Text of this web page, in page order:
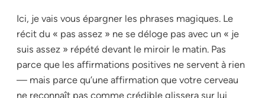
Ici, je vais vous épargner les phrases magiques. Le
récit du « pas assez » ne se déloge pas avec un « je
suis assez » répété devant le miroir le matin. Pas
parce que les affirmations positives ne servent à rien
— mais parce qu’une affirmation que votre cerveau
ne reconnaît pas comme crédible glissera sur lui